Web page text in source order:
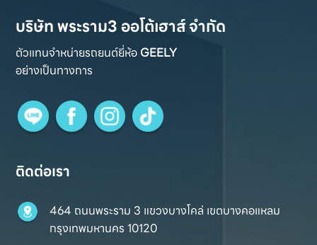
บริษัท พระราม3 ออโต้เฮาส์ จำกัด
ตัวแทนจำหน่ายรถยนต์ยี่ห้อ GEELY
อย่างเป็นทางการ
ติดต่อเรา
464 ถนนพระราม 3 แขวงบางโคล่ เขตบางคอแหลม
กรุงเทพมหานคร 10120